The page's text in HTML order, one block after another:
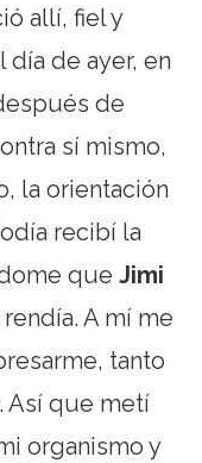
allí, fiel y
de ayer, en
de
sí mismo,
la orientación
recibí la
queJimi
A mí me
tanto
Así que metí
organismo y